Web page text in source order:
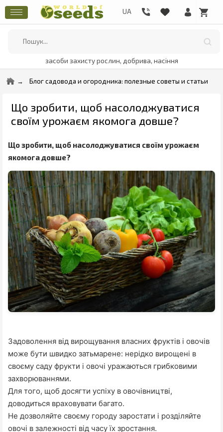
засоби захисту рослин, добрива, насіння
Блог садовода и огородника: полезные советы и статьи
Що зробити, щоб насолоджуватися
своїм урожаєм якомога довше?
Що зробити, щоб насолоджуватися своїм урожаєм
якомога довше?
Задоволення від вирощування власних фруктів і овочів
може бути швидко затьмарене: нерідко вирощені в
своєму саду фрукти і овочі уражаються грибковими
захворюваннями.
Для того, щоб досягти успіху в овочівництві,
доводиться враховувати багато.
Не дозволяйте своєму городу заростати і розділяйте
овочі в залежності від часу їх зростання.